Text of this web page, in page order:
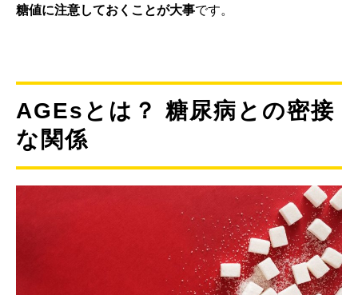
糖値に注意しておくことが大事です。
AGEsとは？ 糖尿病との密接
な関係